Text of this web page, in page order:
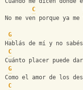
C
No me ven porque ya
G
Hablás de mí y no
C
Cuánto placer puede
G
Como el amor de los
C